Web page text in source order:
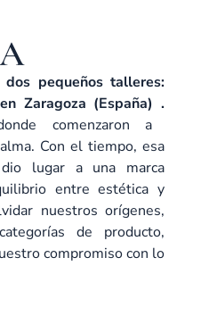
pequeños talleres:
Zaragoza (España) .
comenzaron a
Con el tiempo, esa
dio lugar a una marca
entre estética y
nuestros orígenes,
de producto,
compromiso con lo